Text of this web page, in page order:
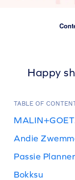
Happy
TABLE OF
Andie
Passie Planner
Bokksu